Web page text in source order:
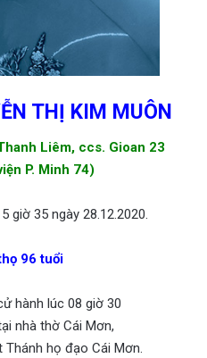
THỊ KIM MUÔN
Liêm, ccs. Gioan 23
P. Minh 74)
giờ 35 ngày 28.12.2020.
96 tuổi
hành lúc 08 giờ 30
nhà thờ Cái Mơn,
họ đạo Cái Mơn.